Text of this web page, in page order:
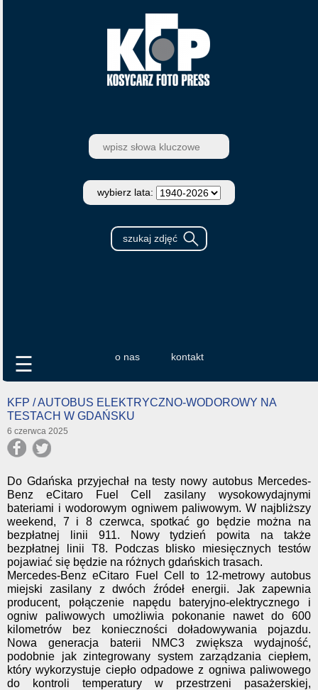
wybierz lata:
o nas kontakt
☰
KFP / AUTOBUS ELEKTRYCZNO-WODOROWY NA
TESTACH W GDAŃSKU
6 czerwca 2025
Do Gdańska przyjechał na testy nowy autobus Mercedes-
Benz eCitaro Fuel Cell zasilany wysokowydajnymi
bateriami i wodorowym ogniwem paliwowym. W najbliższy
weekend, 7 i 8 czerwca, spotkać go będzie można na
bezpłatnej linii 911. Nowy tydzień powita na także
bezpłatnej linii T8. Podczas blisko miesięcznych testów
pojawiać się będzie na różnych gdańskich trasach.
Mercedes-Benz eCitaro Fuel Cell to 12-metrowy autobus
miejski zasilany z dwóch źródeł energii. Jak zapewnia
producent, połączenie napędu bateryjno-elektrycznego i
ogniw paliwowych umożliwia pokonanie nawet do 600
kilometrów bez konieczności doładowywania pojazdu.
Nowa generacja baterii NMC3 zwiększa wydajność,
podobnie jak zintegrowany system zarządzania ciepłem,
który wykorzystuje ciepło odpadowe z ogniwa paliwowego
do kontroli temperatury w przestrzeni pasażerskiej,